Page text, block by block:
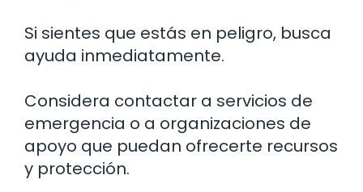
Si sientes que estás en peligro, busca
ayuda inmediatamente.
Considera contactar a servicios de
emergencia o a organizaciones de
apoyo que puedan ofrecerte recursos
y protección.